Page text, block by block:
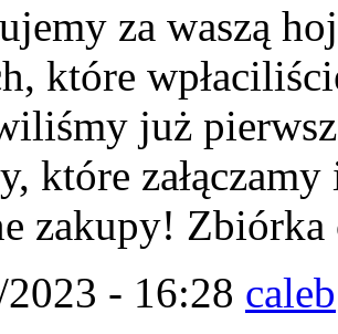
za waszą
które
już
które załączamy
zakupy! Zbiórka
- 16:28 caleb